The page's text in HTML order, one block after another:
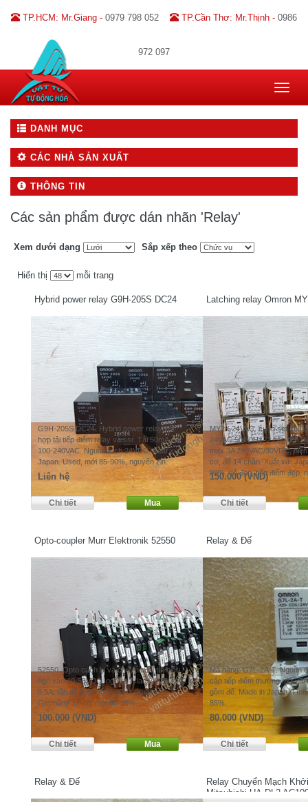
TP.HCM: Mr.Giang - 0979 798 052 TP.Cần Thơ: Mr.Thịnh - 0986
972 097
Toggle
DANH MỤC
CÁC NHÀ SẢN XUẤT
THÔNG TIN
Các sản phẩm được dán nhãn 'Relay'
Xem dưới dạng Sắp xếp theo
Hiển thị mỗi trang
Hybrid power relay G9H-205S DC24
G9H-205S DC24. Hybrid power relay kết
hợp tải tiếp điểm relay và ssr. Tải 50mA-5A
100-240VAC. Nguồn kích 24VDC. Xuất xứ:
Japan. Used, mới 85-90%, nguyên zin.
Liên hệ
Latching relay Omron
MY2K 24VAC. cuộn set coil
24VAC 50/60Hz, 2 cặp tiếp
max 3A 250VAC/30VDC,
cơ, đế 14 chân. Xuất xứ:
90%, vỏ đẹp, tiếp điểm đẹp,
150.000 (VND)
Opto-coupler Murr Elektronik 52550
52550. Opto cách ly và chuyển đổi tín hiệu,
ngõ vào 10-53VDC, ngõ ra Triac 24-250VAC
0.5A, tần số hoạt động 20Hz. Xuất xứ:
Germany. Used, mới 90-95%.
100.000 (VND)
Relay & Đế
Mã hàng: G7L-2A-T. Nguồn
cặp tiếp điểm thường mở
gồm đế. Made in Japan.
85%.
80.000 (VND)
Relay & Đế
Relay Chuyển Mạch
Mitsubishi UA-DL2